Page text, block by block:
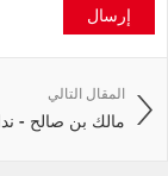
إرسال
المقال التالي
مالك بن صالح -